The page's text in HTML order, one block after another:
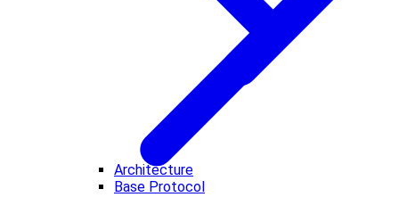
Architecture
Base Protocol